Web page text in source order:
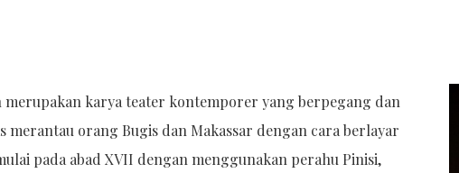
merupakan karya teater kontemporer yang berpegang dan
merantau orang Bugis dan Makassar dengan cara berlayar
pada abad XVII dengan menggunakan perahu Pinisi,